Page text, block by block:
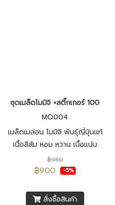
ชุดเมล็ดโมมิจิ +สติ๊กเกอร์ 100
MO004
เมล็ดเมล่อน โมมิจิ พันธุ์ญี่ปุ่นแท้
เนื้อสีส้ม หอม หวาน เนื้อแน่น
เนียน เปลือกบาง เมล็ดพันธุ์นำ
เข้าจากประเทศญี่ปุ่น F1 ทั้งหมด
ป้ายห้อย (Tag)
฿950
฿900 -5%
สั่งซื้อสินค้า